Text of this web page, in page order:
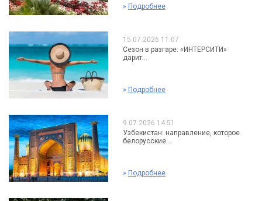
» Подробнее
15.07.2026 11:07
Сезон в разгаре: «ИНТЕРСИТИ»
дарит...
» Подробнее
9.07.2026 14:51
Узбекистан: направление, которое
белорусские...
» Подробнее